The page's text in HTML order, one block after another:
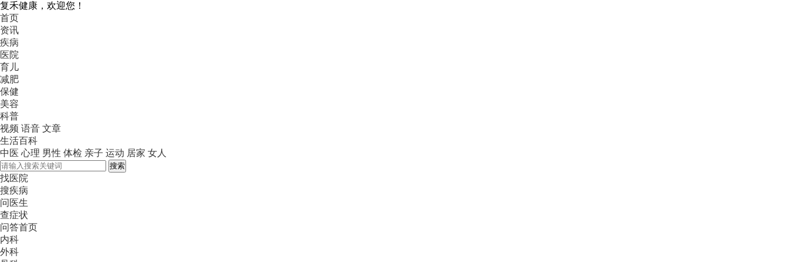
复禾健康，欢迎您！
首页
资讯
疾病
医院
育儿
减肥
保健
美容
科普
视频 语音 文章
生活百科
中医 心理 男性 体检 亲子 运动 居家 女人
搜索
找医院
搜疾病
问医生
查症状
问答首页
内科
外科